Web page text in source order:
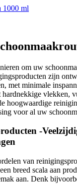
1000 ml
om uw
zijn
met minimale
hardnekkige vlekken,
hoogwaardige
voor al uw
-
van
breed scala aan
aan. Denk